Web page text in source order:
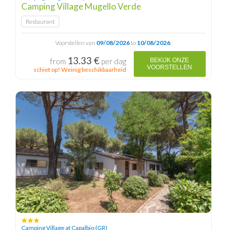
Camping Village Mugello Verde
Restaurant
Voorstellen van 09/08/2026to 10/08/2026:
from 13.33 € per dag
schiet op! Weinig beschikbaarheid
BEKIJK ONZE
VOORSTELLEN
Camping Village at Capalbio (GR)